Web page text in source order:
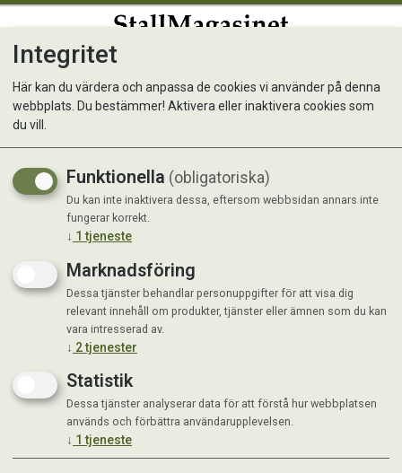
Klisterlinda Tensoplast
Elastisk 67%
Fixering av bandage
Integritet
Här kan du värdera och anpassa de cookies vi använder på denna
webbplats. Du bestämmer! Aktivera eller inaktivera cookies som
du vill.
Funktionella (obligatoriska)
Du kan inte inaktivera dessa, eftersom webbsidan annars inte
fungerar korrekt.
↓ 1 tjeneste
Marknadsföring
Dessa tjänster behandlar personuppgifter för att visa dig
relevant innehåll om produkter, tjänster eller ämnen som du kan
vara intresserad av.
↓ 2tjenester
Statistik
Dessa tjänster analyserar data för att förstå hur webbplatsen
används och förbättra användarupplevelsen.
↓ 1 tjeneste